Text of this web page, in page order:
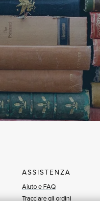
ASSISTENZA
Aiuto e FAQ
Tracciare gli ordini